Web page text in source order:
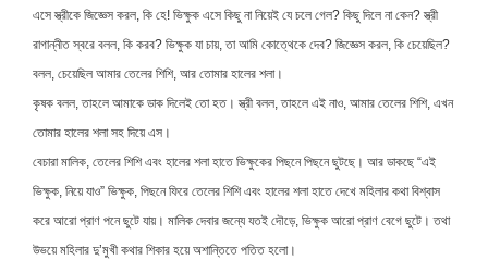
এসে স্ত্রীকে জিজ্ঞেস করল, কি হে! ভিক্ষুক এসে কিছু না নিয়েই যে চলে গেল? কিছু দিলে না কেন? স্ত্রী
রাগান্নীত স্বরে বলল, কি করব? ভিক্ষুক যা চায়, তা আমি কোত্থেকে দেব? জিজ্ঞেস করল, কি চেয়েছিল?
বলল, চেয়েছিল আমার তেলের শিশি, আর তোমার হালের শলা।
কৃষক বলল, তাহলে আমাকে ডাক দিলেই তো হত। স্ত্রী বলল, তাহলে এই নাও, আমার তেলের শিশি, এখন
তোমার হালের শলা সহ দিয়ে এস।
বেচারা মালিক, তেলের শিশি এবং হালের শলা হাতে ভিক্ষুকের পিছনে পিছনে ছুটছে। আর ডাকছে “এই
ভিক্ষুক, নিয়ে যাও” ভিক্ষুক, পিছনে ফিরে তেলের শিশি এবং হালের শলা হাতে দেখে মহিলার কথা বিশ্বাস
করে আরো প্রাণ পনে ছুটে যায়। মালিক দেবার জন্যে যতই দৌড়ে, ভিক্ষুক আরো প্রাণ বেগে ছুটে। তথা
উভয়ে মহিলার দু’মুখী কথার শিকার হয়ে অশান্তিতে পতিত হলো।